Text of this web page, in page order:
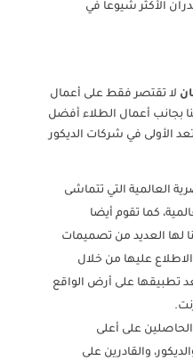
الأكثر شيوعا في
لا تقتصر فقط على أعمال
بجانب أعمال الطلاء أفضل
الأولى في شركات الديكور
العالمية التي تتماشى
كما تقوم أيضا
لها العديد من تصميمات
عليها من خلال
تطبيقها على أرض الواقع
على أعلى
والقادرين على